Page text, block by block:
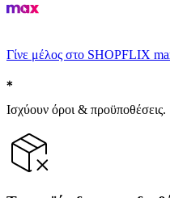
Γίνε μέλος στο SHOPFLIX
Ισχύουν όροι & προϋποθέσεις.